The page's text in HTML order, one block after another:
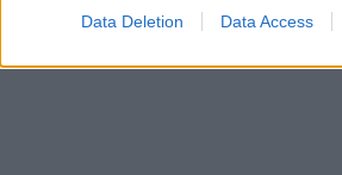
Data Deletion Data Access